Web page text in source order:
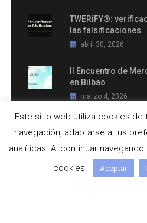
TWERiFY®:
las falsificaciones
abril 30, 2026
II Encuentro de
en Bilbao
marzo 4, 2026
Soinua y TWAUDiO
Barcelona
enero 20, 2026
Este sitio web utiliza cookies
navegación, adaptarse a tus
analíticas. Al continuar
cookies.
Aceptar